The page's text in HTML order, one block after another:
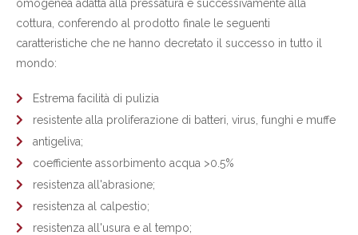
omogenea adatta alla pressatura e successivamente alla
cottura, conferendo al prodotto finale le seguenti
caratteristiche che ne hanno decretato il successo in tutto il
mondo:
Estrema facilità di pulizia
resistente alla proliferazione di batteri, virus, funghi e muffe
antigeliva;
coefficiente assorbimento acqua >0.5%
resistenza all'abrasione;
resistenza al calpestio;
resistenza all'usura e al tempo;